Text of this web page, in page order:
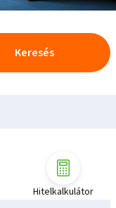
Keresés
Hitelkalkulátor